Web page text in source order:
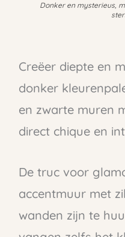
Donker en mysterieus,
Creëer diepte en
donker
en zwarte muren
direct chique en
De truc voor
accentmuur met
wanden zijn te